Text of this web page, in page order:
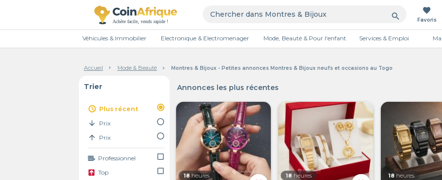
search
favorite
Favoris
Véhicules & Immobilier Electronique & Electromenager Mode, Beauté & Pour l'enfant Services & Emploi
Accueil Mode & Beauté Montres & Bijoux - Petites annonces Montres & Bijoux neufs et occasions au Togo
Trier
access_time Plus récent
radio_button_checked
arrow_downward
Prix
radio_button_unchecked
arrow_upward
Prix radio_button_unchecked
Professionnel check_box_outline_blank
Top check_box_outline_blank
Annonces les plus récentes
18 heures 18 heures 18 heures